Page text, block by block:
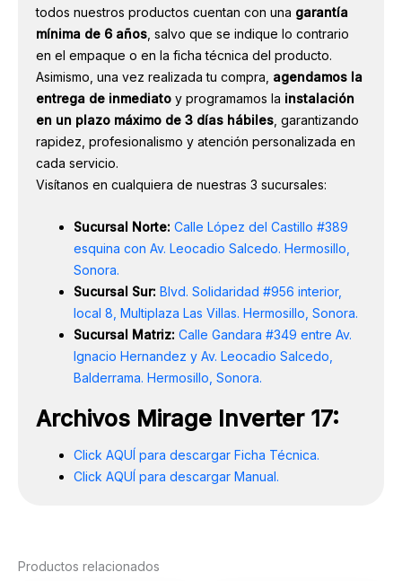
todos nuestros productos cuentan con una garantía
mínima de 6 años, salvo que se indique lo contrario
en el empaque o en la ficha técnica del producto.
Asimismo, una vez realizada tu compra, agendamos la
entrega de inmediato y programamos la instalación
en un plazo máximo de 3 días hábiles, garantizando
rapidez, profesionalismo y atención personalizada en
cada servicio.
Visítanos en cualquiera de nuestras 3 sucursales:
Sucursal Norte: Calle López del Castillo #389
esquina con Av. Leocadio Salcedo. Hermosillo,
Sonora.
Sucursal Sur: Blvd. Solidaridad #956 interior,
local 8, Multiplaza Las Villas. Hermosillo, Sonora.
Sucursal Matriz: Calle Gandara #349 entre Av.
Ignacio Hernandez y Av. Leocadio Salcedo,
Balderrama. Hermosillo, Sonora.
Archivos Mirage Inverter 17:
Click AQUÍ para descargar Ficha Técnica.
Click AQUÍ para descargar Manual.
Productos relacionados